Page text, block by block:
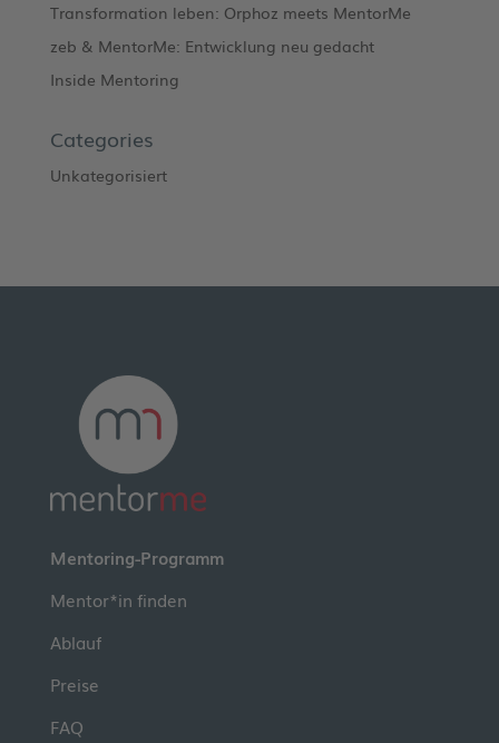
Transformation leben: Orphoz meets MentorMe
zeb & MentorMe: Entwicklung neu gedacht
Inside Mentoring
Categories
Unkategorisiert
Mentoring-Programm
Mentor*in finden
Ablauf
Preise
FAQ